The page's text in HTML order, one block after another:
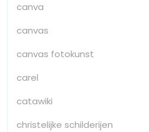
canva
canvas
canvas fotokunst
carel
catawiki
christelijke schilderijen